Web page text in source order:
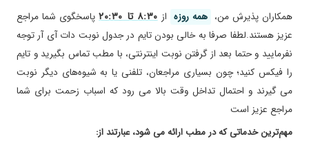
۱۴۰۴/۰۹/۰۳
عالی هستن ۱۴۰۴/۰۷/۰۷
معاینه ۱۴۰۳/۱۲/۰۵
کار حرفه ای ایشان ۱۳۹۸/۱۰/۲۳
بسیار دقیق هستن
یه بارداری و زایمان بسیار عالی
همکاران پذیرش من، همه روزه از۸:۳۰ تا ۲۰:۳۰
پاسخگوی شما مراجع
عزیز هستند.لطفا صرفا به خالی بودن تایم در جدول نوبت دات آی آر توجه
نفرمایید و حتما بعد از گرفتن نوبت اینترنتی، با مطب تماس بگیرید و تایم
را فیکس کنید؛ چون بسیاری مراجعان، تلفنی یا به شیوه‌های دیگر نوبت
می گیرند و احتمال تداخل وقت بالا می رود که اسباب زحمت برای شما
مراجع عزیز است
مهم‌ترین خدماتی که در مطب ارائه می شود، عبارتند از: